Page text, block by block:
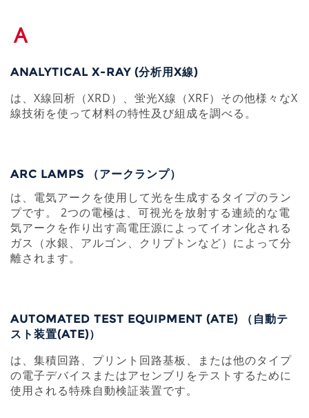
A
ANALYTICAL X-RAY (分析用X線)
は、X線回析（XRD）、蛍光X線（XRF）その他様々なX
線技術を使って材料の特性及び組成を調べる。
ARC LAMPS （アークランプ）
は、電気アークを使用して光を生成するタイプのラン
プです。 2つの電極は、可視光を放射する連続的な電
気アークを作り出す高電圧源によってイオン化される
ガス（水銀、アルゴン、クリプトンなど）によって分
離されます。
AUTOMATED TEST EQUIPMENT (ATE) （自動テ
スト装置(ATE)）
は、集積回路、プリント回路基板、または他のタイプ
の電子デバイスまたはアセンブリをテストするために
使用される特殊自動検証装置です。